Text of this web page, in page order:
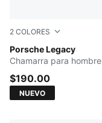
2 COLORES
Porsche Legacy
PUMA BLACK
Chamarra para hombre
$190.00
NUEVO